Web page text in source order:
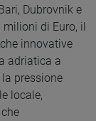
Dubrovnik e
milioni di Euro, il
innovative
adriatica a
pressione
locale,